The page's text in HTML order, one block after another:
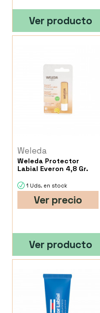
Ver producto
Weleda
Weleda Protector
Labial Everon 4,8 Gr.
1 Uds. en stock
Ver precio
Ver producto